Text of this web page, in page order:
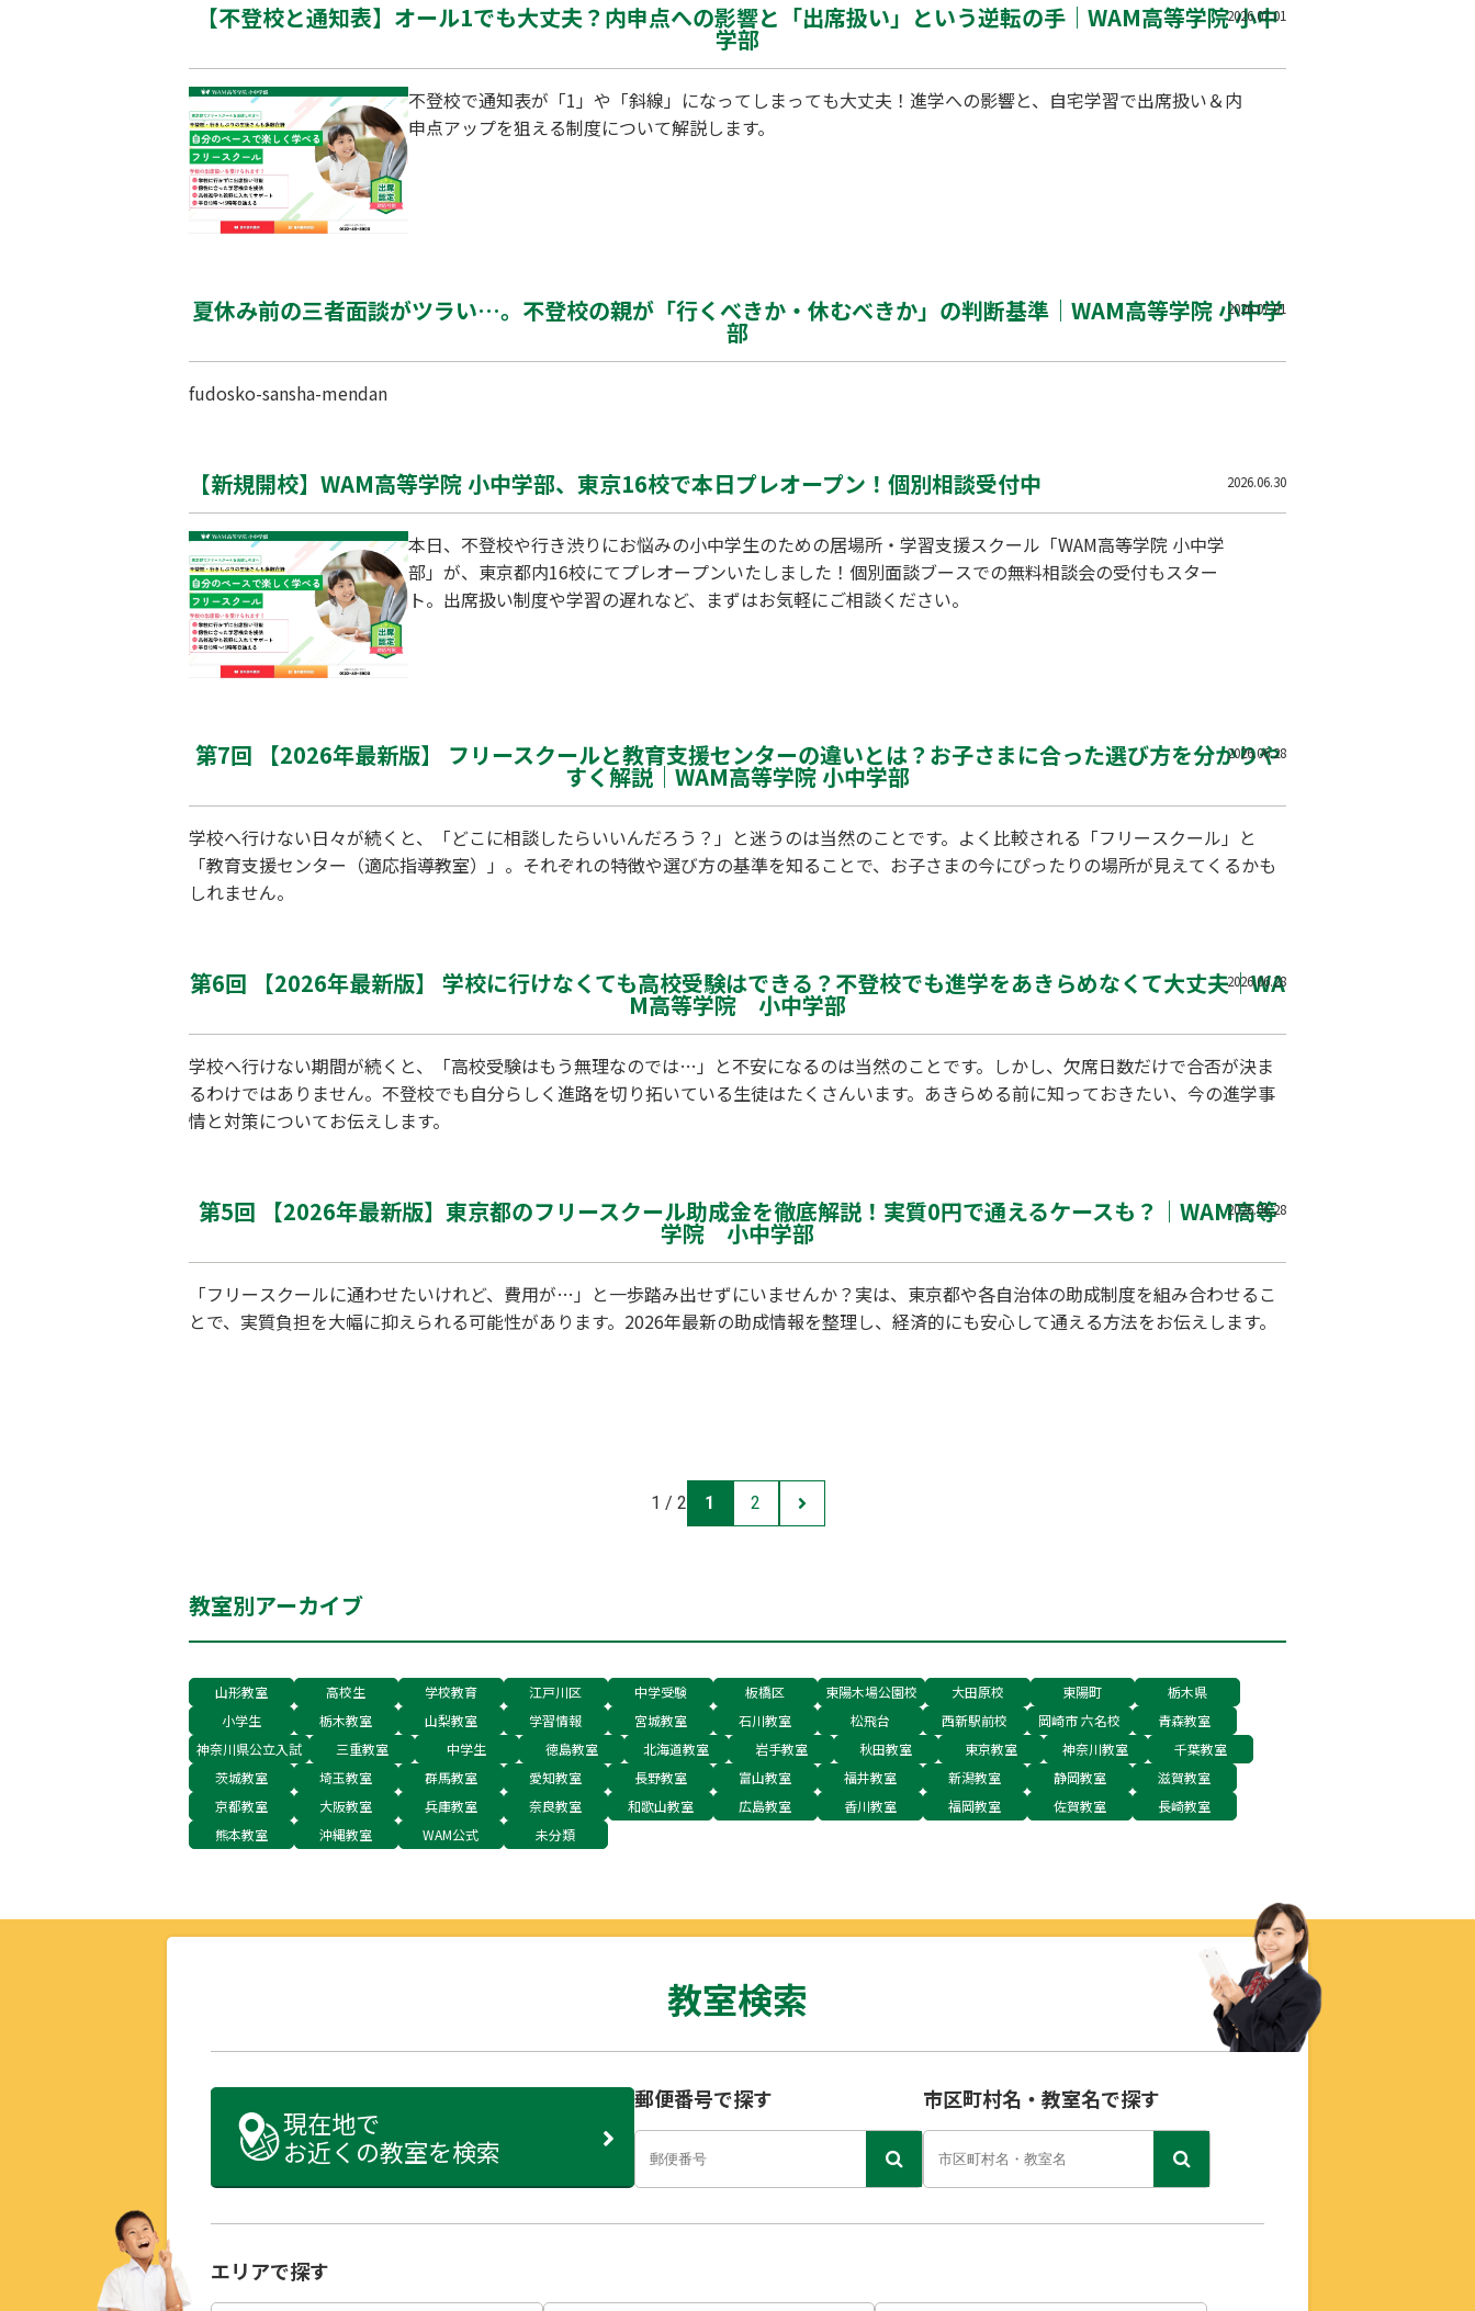
2026.07.01
【不登校と通知表】オール1でも大丈夫？内申点への影響と「出席扱い」という逆転の手｜WAM高等学院 小中
学部
不登校で通知表が「1」や「斜線」になってしまっても大丈夫！進学への影響と、自宅学習で出席扱い＆内
申点アップを狙える制度について解説します。
2026.07.01
夏休み前の三者面談がツラい…。不登校の親が「行くべきか・休むべきか」の判断基準｜WAM高等学院 小中学
部
fudosko-sansha-mendan
2026.06.30
【新規開校】WAM高等学院 小中学部、東京16校で本日プレオープン！個別相談受付中
本日、不登校や行き渋りにお悩みの小中学生のための居場所・学習支援スクール「WAM高等学院 小中学
部」が、東京都内16校にてプレオープンいたしました！個別面談ブースでの無料相談会の受付もスター
ト。出席扱い制度や学習の遅れなど、まずはお気軽にご相談ください。
2026.06.28
第7回 【2026年最新版】 フリースクールと教育支援センターの違いとは？お子さまに合った選び方を分かりや
すく解説｜WAM高等学院 小中学部
学校へ行けない日々が続くと、「どこに相談したらいいんだろう？」と迷うのは当然のことです。よく比較される「フリースクール」と
「教育支援センター（適応指導教室）」。それぞれの特徴や選び方の基準を知ることで、お子さまの今にぴったりの場所が見えてくるかも
しれません。
2026.06.28
第6回 【2026年最新版】 学校に行けなくても高校受験はできる？不登校でも進学をあきらめなくて大丈夫｜WA
M高等学院 小中学部
学校へ行けない期間が続くと、「高校受験はもう無理なのでは…」と不安になるのは当然のことです。しかし、欠席日数だけで合否が決ま
るわけではありません。不登校でも自分らしく進路を切り拓いている生徒はたくさんいます。あきらめる前に知っておきたい、今の進学事
情と対策についてお伝えします。
2026.06.28
第5回 【2026年最新版】東京都のフリースクール助成金を徹底解説！実質0円で通えるケースも？｜WAM高等
学院 小中学部
「フリースクールに通わせたいけれど、費用が…」と一歩踏み出せずにいませんか？実は、東京都や各自治体の助成制度を組み合わせるこ
とで、実質負担を大幅に抑えられる可能性があります。2026年最新の助成情報を整理し、経済的にも安心して通える方法をお伝えします。
1 / 2 1 2
教室別アーカイブ
山形教室 高校生 学校教育 江戸川区 中学受験 板橋区 東陽木場公園校 大田原校 東陽町
栃木県
小学生
栃木教室 山梨教室 学習情報 宮城教室 石川教室 松飛台 西新駅前校 岡崎市 六名校
青森教室
神奈川県公立入試
三重教室 中学生 徳島教室 北海道教室 岩手教室 秋田教室 東京教室 神奈川教室
千葉教室
茨城教室
埼玉教室 群馬教室 愛知教室 長野教室 富山教室 福井教室 新潟教室 静岡教室
滋賀教室
京都教室
大阪教室 兵庫教室 奈良教室 和歌山教室 広島教室 香川教室 福岡教室 佐賀教室
長崎教室
熊本教室
沖縄教室 WAM公式 未分類
教室検索
現在地で
お近くの教室を検索
郵便番号で探す 市区町村名・教室名で探す
エリアで探す